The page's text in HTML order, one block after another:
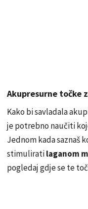
Akupresurne točke
Kako bi savladala
je potrebno naučiti
Jednom kada saznaš
stimuliratilaganom
pogledaj gdje se te